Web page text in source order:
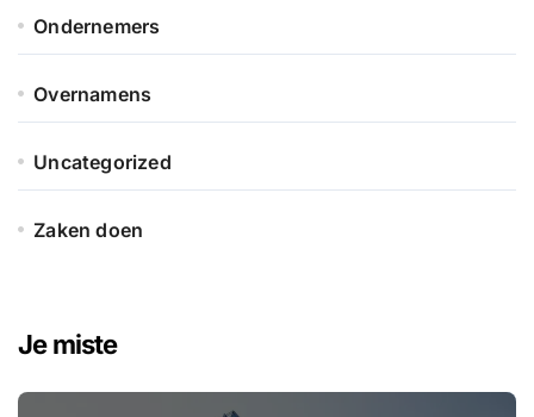
Ondernemers
Overnamens
Uncategorized
Zaken doen
Je miste